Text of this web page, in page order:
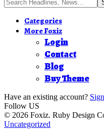
Categories
More Foxiz
Login
Contact
Blog
Buy Theme
Have an existing account?
Follow US
© 2026 Foxiz. Ruby Design
Uncategorized